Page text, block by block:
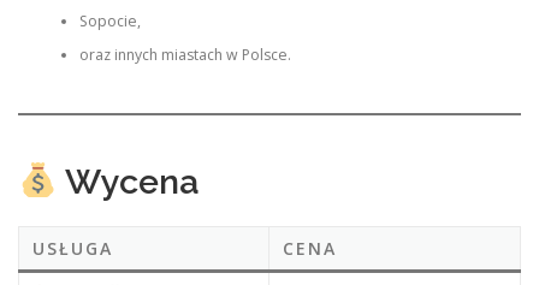
Sopocie,
oraz innych miastach w Polsce.
Wycena
USŁUGA CENA